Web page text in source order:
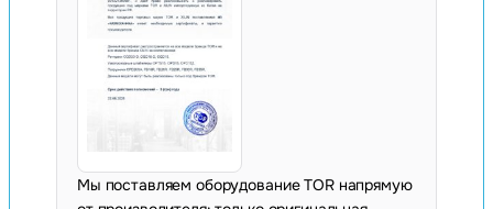
Мы поставляем оборудование TOR напрямую